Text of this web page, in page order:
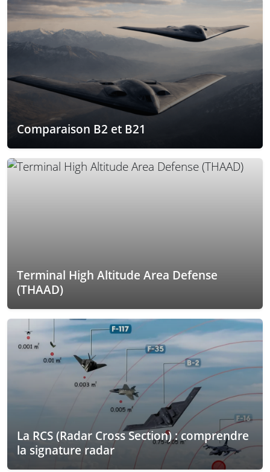
Comparaison B2 et B21
Terminal High Altitude Area Defense
(THAAD)
La RCS (Radar Cross Section) : comprendre
la signature radar